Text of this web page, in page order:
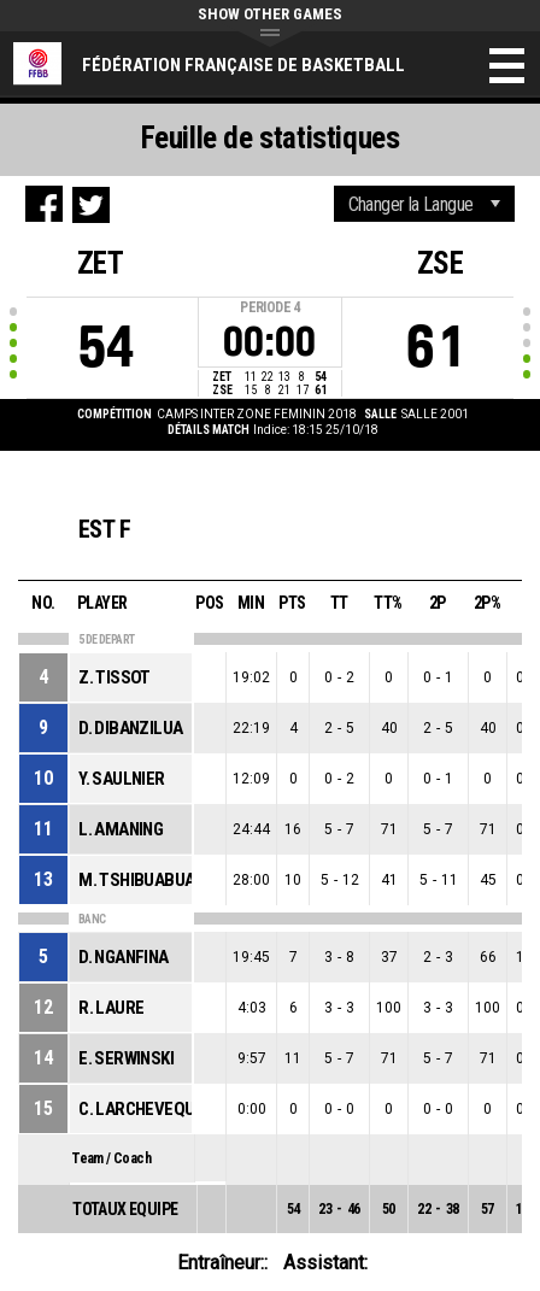
FÉDÉRATION FRANÇAISE DE BASKETBALL
SHOW OTHER GAMES
ZET
54
PERIODE 4
00:00
ZET 11 22 13 8
54
ZSE
15 8 21 17 61
ZSE
61
COMPÉTITION CAMPS INTER ZONE FEMININ 2018 SALLE SALLE 2001
DÉTAILS MATCH
Indice: 18:15 25/10/18
Feuille de statistiques
EST F
NO. PLAYER POS MIN PTS TT TT% 2P 2P%
5 DE DEPART
4 Z. TISSOT 19:02 0 0 - 2 0 0 - 1 0 0
9 D. DIBANZILUA 22:19 4 2 - 5 40 2 - 5 40 0
10 Y. SAULNIER 12:09 0 0 - 2 0 0 - 1 0 0
11 L. AMANING 24:44 16 5 - 7 71 5 - 7 71 0
13 M. TSHIBUABUA 28:00 10 5 - 12 41 5 - 11 45 0
BANC
5 D. NGANFINA 19:45 7 3 - 8 37 2 - 3 66 1
12 R. LAURE 4:03 6 3 - 3 100 3 - 3 100 0
14 E. SERWINSKI 9:57 11 5 - 7 71 5 - 7 71 0
15 C. LARCHEVEQUE 0:00 0 0 - 0 0 0 - 0 0 0
Team / Coach
TOTAUX EQUIPE 54 23 - 46 50 22 - 38 57 1
Entraîneur:: Assistant: